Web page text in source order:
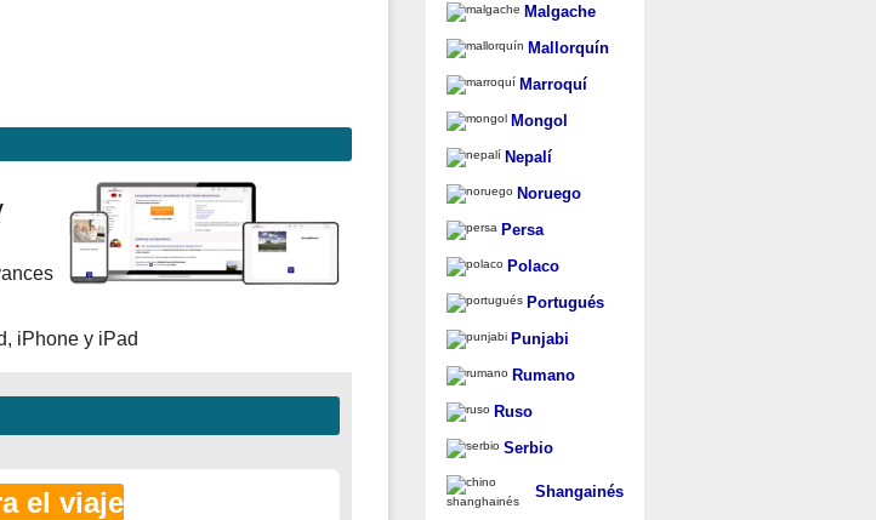
iPhone y iPad
el viaje
Malgache
Mallorquín
Marroquí
Mongol
Nepalí
Noruego
Persa
Polaco
Portugués
Punjabi
Rumano
Ruso
Serbio
Shangainés